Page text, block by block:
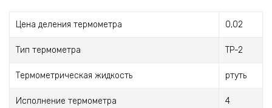
Цена деления термометра 0,02
Тип термометра ТР-2
Термометрическая жидкость ртуть
Исполнение термометра 4